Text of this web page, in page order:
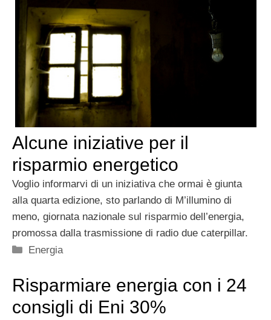
Alcune iniziative per il
risparmio energetico
Voglio informarvi di un iniziativa che ormai è giunta
alla quarta edizione, sto parlando di M’illumino di
meno, giornata nazionale sul risparmio dell’energia,
promossa dalla trasmissione di radio due caterpillar.
Categorie
Energia
Risparmiare energia con i 24
consigli di Eni 30%